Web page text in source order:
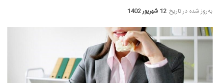
به‌روز شده در تاریخ 12 شهریور 1402